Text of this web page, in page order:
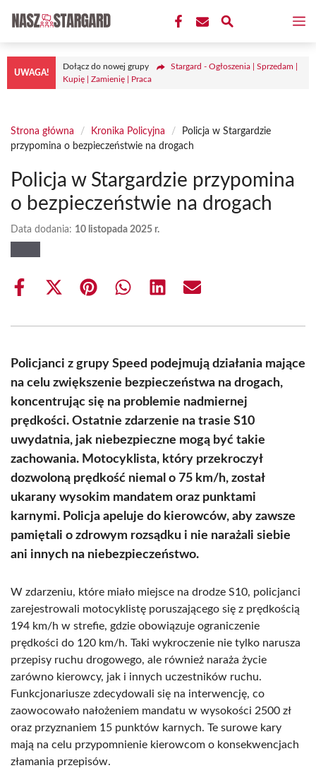
treści
UWAGA!
Dołącz do nowej grupy
Stargard - Ogłoszenia | Sprzedam |
Kupię | Zamienię | Praca
Strona główna / Kronika Policyjna /
Policja w Stargardzie
przypomina o bezpieczeństwie na drogach
Policja w Stargardzie przypomina
o bezpieczeństwie na drogach
Data dodania: 10 listopada 2025 r.
Share
Share
(Twitter)
Share Share Share Share
Policjanci z grupy Speed podejmują działania mające
na celu zwiększenie bezpieczeństwa na drogach,
koncentrując się na problemie nadmiernej
prędkości. Ostatnie zdarzenie na trasie S10
uwydatnia, jak niebezpieczne mogą być takie
zachowania. Motocyklista, który przekroczył
dozwoloną prędkość niemal o 75 km/h, został
ukarany wysokim mandatem oraz punktami
karnymi. Policja apeluje do kierowców, aby zawsze
pamiętali o zdrowym rozsądku i nie narażali siebie
ani innych na niebezpieczeństwo.
W zdarzeniu, które miało miejsce na drodze S10, policjanci
zarejestrowali motocyklistę poruszającego się z prędkością
194 km/h w strefie, gdzie obowiązuje ograniczenie
prędkości do 120 km/h. Taki wykroczenie nie tylko narusza
przepisy ruchu drogowego, ale również naraża życie
zarówno kierowcy, jak i innych uczestników ruchu.
Funkcjonariusze zdecydowali się na interwencję, co
zaowocowało nałożeniem mandatu w wysokości 2500 zł
oraz przyznaniem 15 punktów karnych. Te surowe kary
mają na celu przypomnienie kierowcom o konsekwencjach
złamania przepisów.